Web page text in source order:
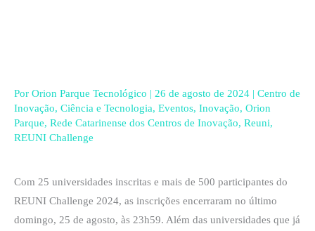
Por Orion Parque Tecnológico | 26 de agosto de 2024 | Centro de
Inovação, Ciência e Tecnologia, Eventos, Inovação, Orion
Parque, Rede Catarinense dos Centros de Inovação, Reuni,
REUNI Challenge
Com 25 universidades inscritas e mais de 500 participantes do
REUNI Challenge 2024, as inscrições encerraram no último
domingo, 25 de agosto, às 23h59. Além das universidades que já